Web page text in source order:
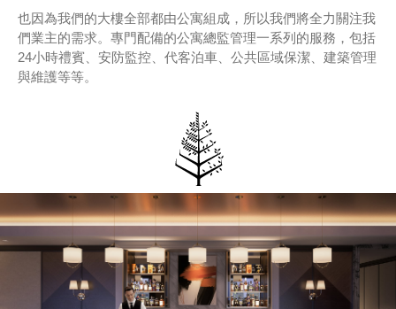
也因為我們的大樓全部都由公寓組成，所以我們將全力關注我
們業主的需求。專門配備的公寓總監管理一系列的服務，包括
24小時禮賓、安防監控、代客泊車、公共區域保潔、建築管理
與維護等等。